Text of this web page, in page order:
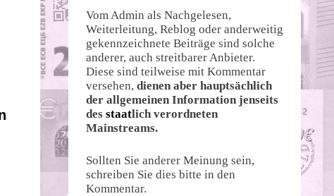
Vom Admin als Nachgelesen,
Weiterleitung, Reblog oder anderweitig
gekennzeichnete Beiträge sind solche
anderer, auch streitbarer Anbieter.
Diese sind teilweise mit Kommentar
versehen, dienen aber hauptsächlich
der allgemeinen Information jenseits
des staatlich verordneten
Mainstreams.
Sollten Sie anderer Meinung sein,
schreiben Sie dies bitte in den
Kommentar.